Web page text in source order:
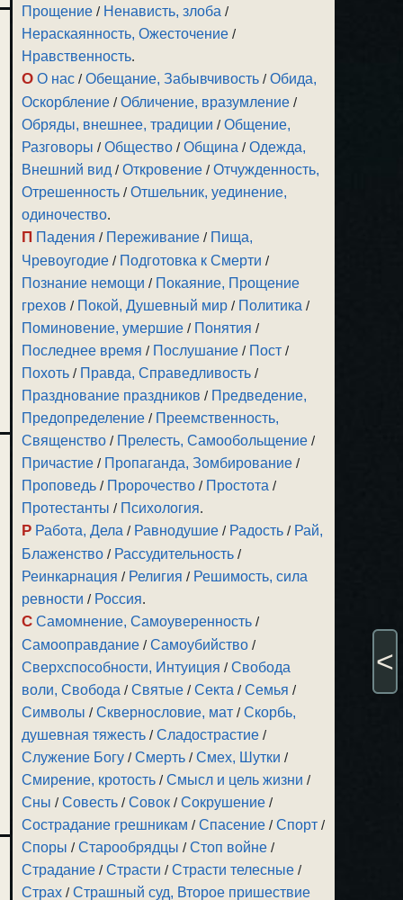
Прощение / Ненависть, злоба /
Нераскаянность, Ожесточение /
Нравственность.
О О нас /Обещание, Забывчивость /Обида,
Оскорбление /Обличение, вразумление /
Обряды, внешнее, традиции /Общение,
Разговоры /Общество /Община /Одежда,
Внешний вид /Откровение /Отчужденность,
Отрешенность /Отшельник, уединение,
одиночество.
П Падения / Переживание / Пища,
Чревоугодие / Подготовка к Смерти /
Познание немощи / Покаяние, Прощение
грехов / Покой, Душевный мир / Политика /
Поминовение, умершие / Понятия /
Последнее время / Послушание / Пост /
Похоть / Правда, Справедливость /
Празднование праздников / Предведение,
Предопределение / Преемственность,
Священство / Прелесть, Самообольщение /
Причастие / Пропаганда, Зомбирование /
Проповедь / Пророчество / Простота /
Протестанты / Психология.
Р Работа, Дела / Равнодушие / Радость / Рай,
Блаженство / Рассудительность /
Реинкарнация / Религия / Решимость, сила
ревности / Россия.
С Самомнение, Самоуверенность /
Самооправдание /Самоубийство /
Сверхспособности, Интуиция /Свобода
воли, Свобода /Святые /Секта /Семья /
Символы /Сквернословие, мат /Скорбь,
душевная тяжесть /Сладострастие /
Служение Богу /Смерть /Смех, Шутки /
Смирение, кротость /Смысл и цель жизни /
Сны /Совесть /Совок /Сокрушение /
Сострадание грешникам /Спасение /Спорт /
Споры /Старообрядцы /Стоп войне /
Страдание /Страсти /Страсти телесные /
Страх /Страшный суд, Второе пришествие
<